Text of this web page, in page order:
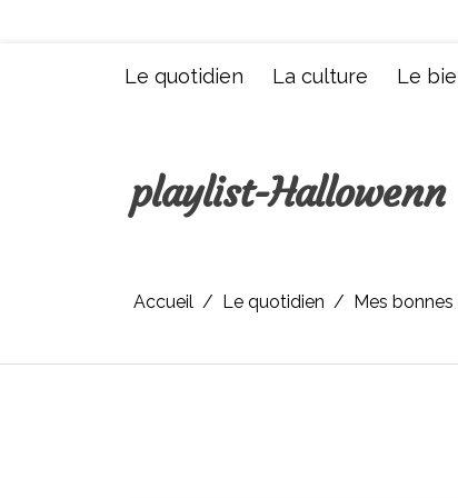
Le quotidien La culture Le
playlist-Hallowenn
Accueil Le quotidien Mes